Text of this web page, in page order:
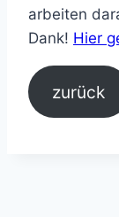
arbeiten
Dank! Hier
zurück